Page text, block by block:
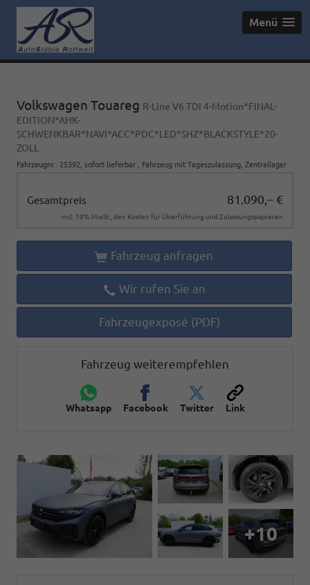
Menü
Volkswagen Touareg R-Line V6 TDI 4-Motion*FINAL-
EDITION*AHK-
SCHWENKBAR*NAVI*ACC*PDC*LED*SHZ*BLACKSTYLE*20-
ZOLL
Fahrzeugnr. : 25392 sofort lieferbar Fahrzeug mit Tageszulassung , Zentrallager
Gesamtpreis 81.090,– €
incl. 19% MwSt., den Kosten für Überführung und Zulassungspapieren
Fahrzeug anfragen
Wir rufen Sie an
Fahrzeugexposé (PDF)
Fahrzeug weiterempfehlen
Whatsapp Facebook Twitter Link
+10